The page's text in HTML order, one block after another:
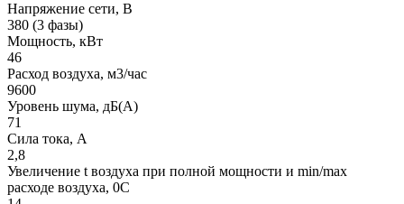
Напряжение сети, В
380 (3 фазы)
Мощность, кВт
46
Расход воздуха, м3/час
9600
Уровень шума, дБ(A)
71
Сила тока, A
2,8
Увеличение t воздуха при полной мощности и min/max
расходе воздуха, 0C